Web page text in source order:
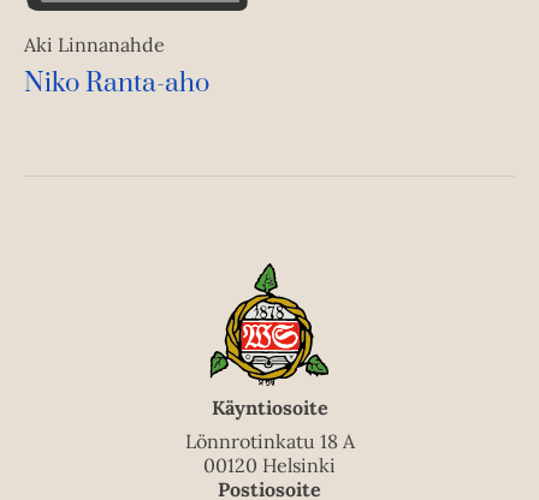
Aki Linnanahde
Niko Ranta-aho
Käyntiosoite
Lönnrotinkatu 18 A
00120 Helsinki
Postiosoite